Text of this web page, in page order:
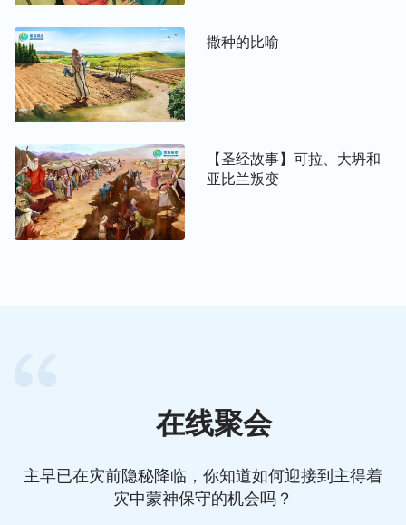
撒种的比喻
【圣经故事】可拉、大坍和
亚比兰叛变
在线聚会
主早已在灾前隐秘降临，你知道如何迎接到主得着
灾中蒙神保守的机会吗？